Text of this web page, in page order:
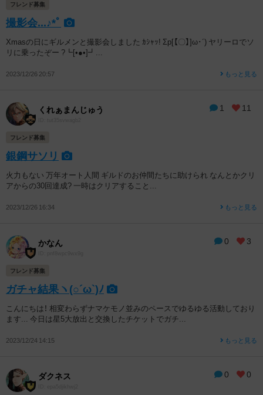
フレンド募集
撮影会...♪*ﾟ
Xmasの日にギルメンと撮影会しました ｶｼｬｯ! Σp[【〇】]ω･´) ヤリーロでソ
リに乗ったぞー ?┗[•●•]┛...
2023/12/26 20:57 もっと見る
1 11
くれぁまんじゅう
フレンド募集
銀鋼サソリ
火力もない 万年オート人間 ギルドのお仲間たちに助けられ なんとかクリ
アからの30回達成? 一時はクリアすること...
2023/12/26 16:34 もっと見る
0 3
かなん
フレンド募集
ガチャ結果ヽ(○´ω`)ﾉ
こんにちは！ 相変わらずナマケモノ並みのペースでゆるゆる活動しており
ます... 今日は星5大放出と交換したチケットでガチ...
2023/12/24 14:15 もっと見る
0 0
ダクネス